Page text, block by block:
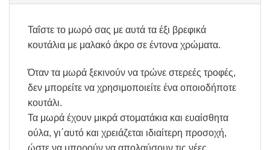
Ταΐστε το μωρό σας με αυτά τα έξι βρεφικά
κουτάλια με μαλακό άκρο σε έντονα χρώματα.
Όταν τα μωρά ξεκινούν να τρώνε στερεές τροφές,
δεν μπορείτε να χρησιμοποιείτε ένα οποιοδήποτε
κουτάλι.
Τα μωρά έχουν μικρά στοματάκια και ευαίσθητα
ούλα, γι΄αυτό και χρειάζεται ιδιαίτερη προσοχή,
ώστε να μπορούν να απολαύσουν τις νέες